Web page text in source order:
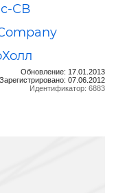
СВ
Обновление: 17.01.2013
Зарегистрировано: 07.06.2012
Идентификатор: 6883